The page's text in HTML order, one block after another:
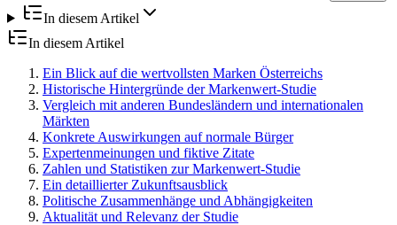
In diesem Artikel
In diesem Artikel
Ein Blick auf die wertvollsten Marken Österreichs
Historische Hintergründe der Markenwert-Studie
Vergleich mit anderen Bundesländern und internationalen
Märkten
Konkrete Auswirkungen auf normale Bürger
Expertenmeinungen und fiktive Zitate
Zahlen und Statistiken zur Markenwert-Studie
Ein detaillierter Zukunftsausblick
Politische Zusammenhänge und Abhängigkeiten
Aktualität und Relevanz der Studie